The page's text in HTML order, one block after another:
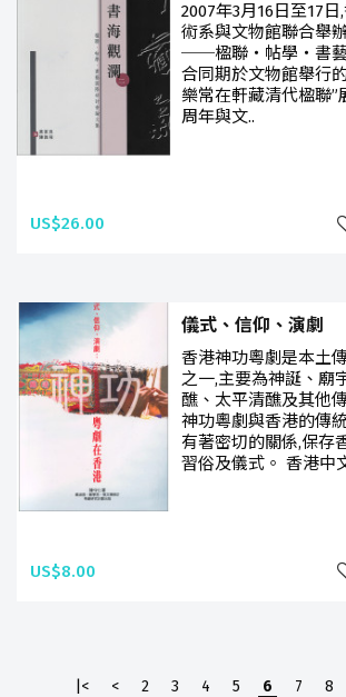
2007年3月16日至17
術系與文物館聯合舉
──楹聯‧帖學‧書藝
合同期於文物館舉行
樂常在軒藏清代楹聯”
周年與文..
US$26.00
儀式、信仰、演劇
香港神功粵劇是本土
之一,主要為神誕、廟
醮、太平清醮及其他
神功粵劇與香港的傳
有著密切的關係,保存
習俗及儀式。 香港中
US$8.00
|<
< 2 3 4 5 6 7 8